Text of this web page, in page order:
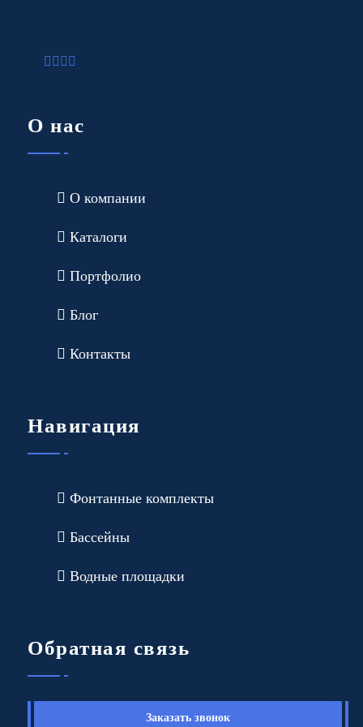
О нас
О компании
Каталоги
Портфолио
Блог
Контакты
Навигация
Фонтанные комплекты
Бассейны
Водные площадки
Обратная связь
Заказать звонок